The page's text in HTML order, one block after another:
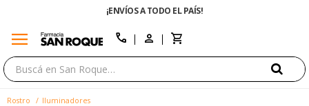
¡ENVÍOS A TODO EL PAÍS!
menu call
Rostro Iluminadores
close